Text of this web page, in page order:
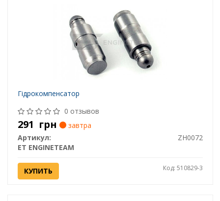
Гідрокомпенсатор
0 отзывов
291 грн
завтра
Артикул:
ZH0072
ET ENGINETEAM
КУПИТЬ Код: 510829-3